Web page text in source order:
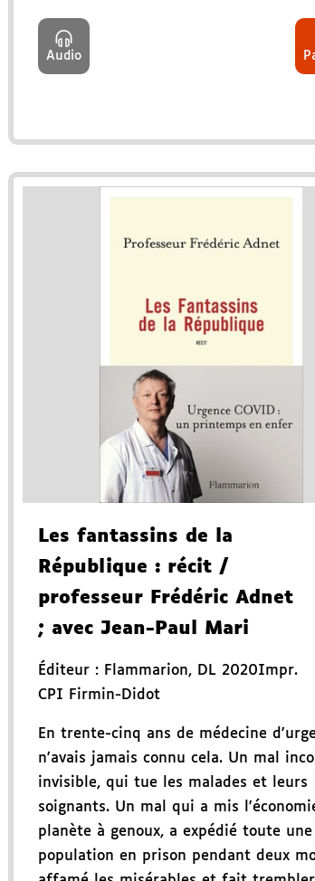
Audio
Les fantassins de la
République : récit /
professeur Frédéric Adnet
; avec Jean-Paul Mari
Éditeur : Flammarion, DL 2020Impr.
CPI Firmin-Didot
En trente-cinq ans de médecine
n'avais jamais connu cela. Un mal
invisible, qui tue les malades et leurs
soignants. Un mal qui a mis
planète à genoux, a expédié toute une
population en prison pendant deux